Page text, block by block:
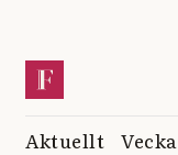
Aktuellt